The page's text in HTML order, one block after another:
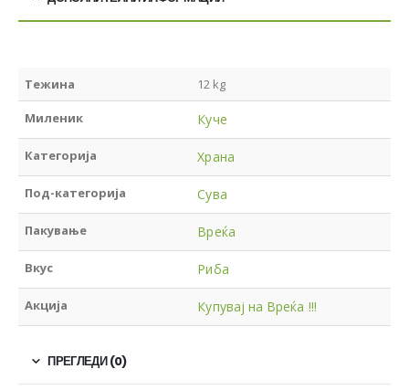
Тежина 12 kg
Миленик Куче
Категорија Храна
Под-категорија Сува
Пакување Вреќа
Вкус Риба
Акција Купувај на Вреќа !!!
ПРЕГЛЕДИ (0)